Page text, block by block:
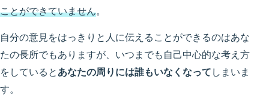
ことができていません。
自分の意見をはっきりと人に伝えることができるのはあな
たの長所でもありますが、いつまでも自己中心的な考え方
をしていると あなたの周りには誰もいなくなって しまいま
す。